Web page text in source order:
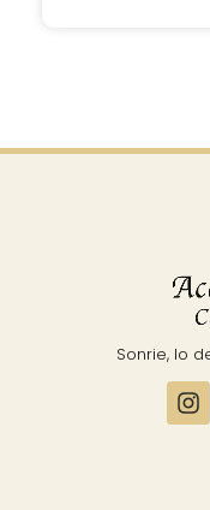
Sonrie, lo